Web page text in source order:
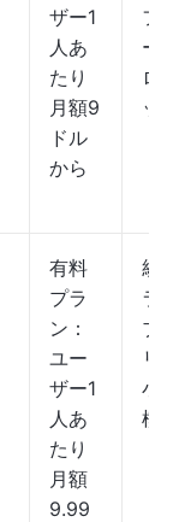
ザー1
人あ
たり
月額9
ドル
から
フ
ー
ロ
ッ
有料
プラ
ン：
ユー
ザー1
人あ
たり
月額
9.99
統
ラ
ブ
リ
小
模